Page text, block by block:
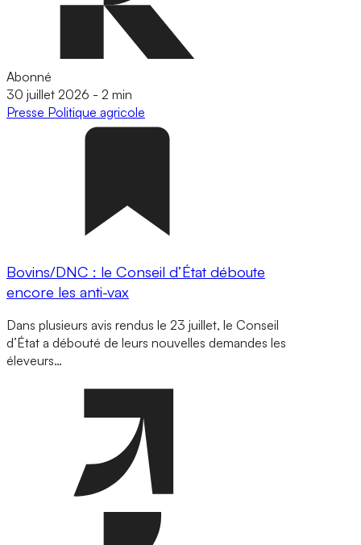
Abonné
30 juillet 2026 - 2 min
Presse Politique agricole
Bovins/DNC : le Conseil d’État déboute
encore les anti-vax
Dans plusieurs avis rendus le 23 juillet, le Conseil
d’État a débouté de leurs nouvelles demandes les
éleveurs…